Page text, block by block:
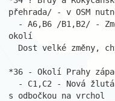
přehrada/ - v OSM
okolí
*36 - Okolí Prahy
s odbočkou na vrchol